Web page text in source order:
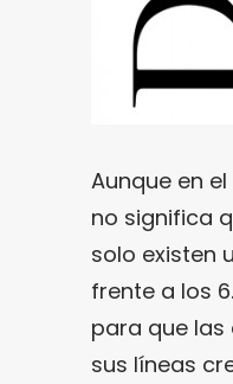
Aunque en
no significa
solo existen
frente a los
para que las
sus líneas